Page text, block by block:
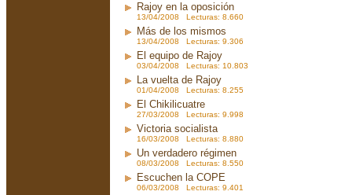
Rajoy en la oposición
13/04/2008 Lecturas: 8.660
Más de los mismos
13/04/2008 Lecturas: 9.306
El equipo de Rajoy
03/04/2008 Lecturas: 10.803
La vuelta de Rajoy
01/04/2008 Lecturas: 8.255
El Chikilicuatre
27/03/2008 Lecturas: 9.998
Victoria socialista
16/03/2008 Lecturas: 8.880
Un verdadero régimen
08/03/2008 Lecturas: 8.550
Escuchen la COPE
06/03/2008 Lecturas: 9.401